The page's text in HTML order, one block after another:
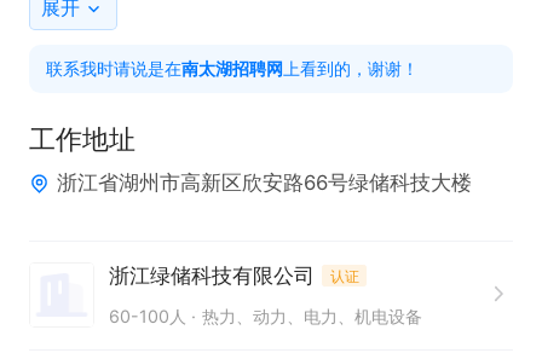
型企业从业经验优先；
技巧，能进行市场调研和合同管理；
3、熟悉采购流程、合同条款、商务招标及合同书的
4、具有良好的成本控制能力、执行能力和团队协作
能力，工作认真，责任心强，可适应供应商考察及监
展开
联系我时请说是在南太湖招聘网 上看到的，谢谢！
工作地址
浙江省湖州市高新区欣安路66号绿储科技大楼
浙江绿储科技有限公司 认证
60-100人 热力、动力、电力、机电设备